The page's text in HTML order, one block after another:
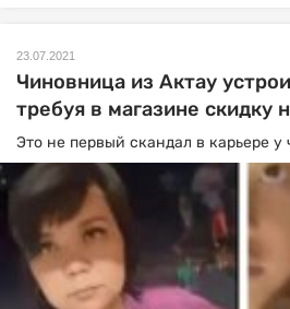
23.07.2021
Чиновница из Актау
требуя в магазине скидку
Это не первый скандал в карьере у